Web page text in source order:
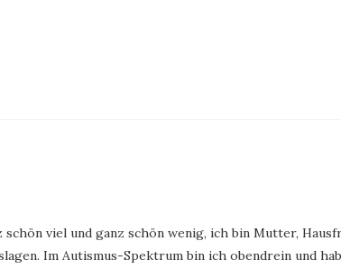
schön viel und ganz schön wenig, ich bin Mutter,
Im Autismus-Spektrum bin ich obendrein und